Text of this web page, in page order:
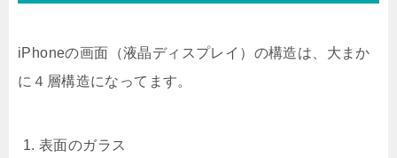
iPhoneの画面（液晶ディスプレイ）の構造は、大まか
に４層構造になってます。
表面のガラス